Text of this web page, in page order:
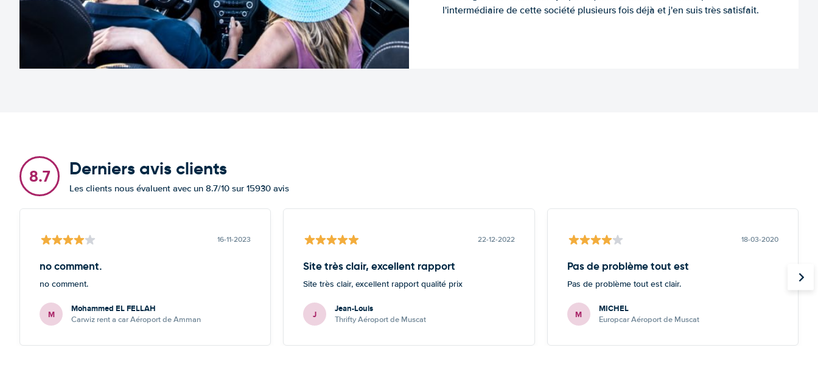
l'intermédiaire de cette société plusieurs fois déjà et j'en suis très satisfait.
8.7 Derniers avis clients
Les clients nous évaluent avec un 8.7/10 sur 15930 avis
16-11-2023
no comment.
no comment.
M Mohammed EL FELLAH
Carwiz rent a car Aéroport de Amman
22-12-2022
Site très clair, excellent rapport
Site très clair, excellent rapport qualité prix
J Jean-Louis
Thrifty Aéroport de Muscat
18-03-2020
Pas de problème tout est
Pas de problème tout est clair.
M MICHEL
Europcar Aéroport de Muscat